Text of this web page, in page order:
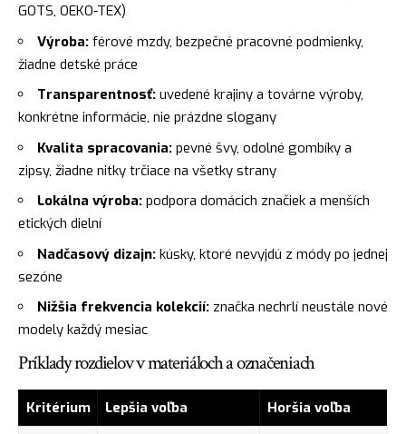
GOTS, OEKO-TEX)
Výroba: férové mzdy, bezpečné pracovné podmienky,
žiadne detské práce
Transparentnosť: uvedené krajiny a továrne výroby,
konkrétne informácie, nie prázdne slogany
Kvalita spracovania: pevné švy, odolné gombíky a
zipsy, žiadne nitky trčiace na všetky strany
Lokálna výroba: podpora domácich značiek a menších
etických dielní
Nadčasový dizajn: kúsky, ktoré nevyjdú z módy po jednej
sezóne
Nižšia frekvencia kolekcií: značka nechrlí neustále nové
modely každý mesiac
Príklady rozdielov v materiáloch a označeniach
Kritérium Lepšia voľba
Horšia voľba